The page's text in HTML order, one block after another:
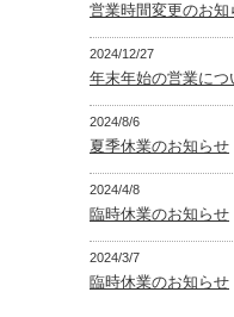
営業時間変更のお知
2024/12/27
年末年始の営業につ
2024/8/6
夏季休業のお知らせ
2024/4/8
臨時休業のお知らせ
2024/3/7
臨時休業のお知らせ